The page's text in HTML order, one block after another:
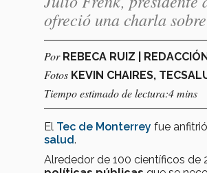
ofreció una charla
Por REBECA RUIZ |
Fotos KEVIN CHAIRES,
Tiempo estimado de lectura:4 mins
El Tec de Monterrey fue
salud.
Alrededor de 100 científicos de